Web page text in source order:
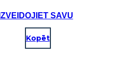
IZVEIDOJIET SAVU
Kopēt